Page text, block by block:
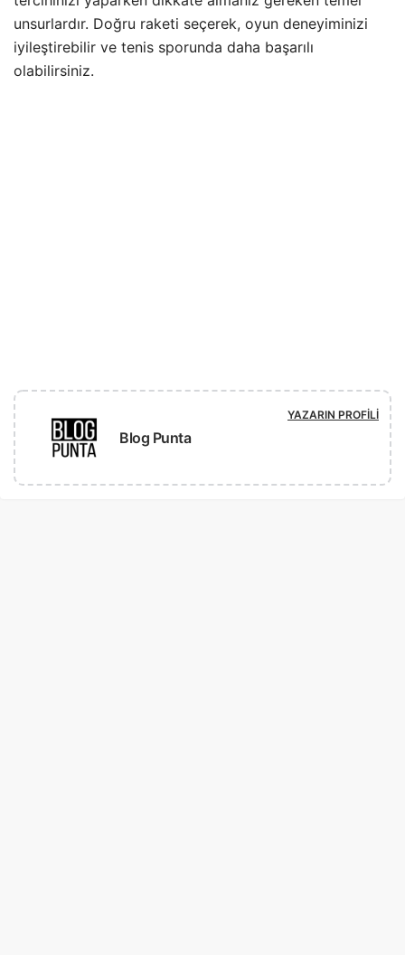
unsurlardır. Doğru raketi seçerek, oyun deneyiminizi
iyileştirebilir ve tenis sporunda daha başarılı
olabilirsiniz.
Blog Punta
YAZARIN PROFILI